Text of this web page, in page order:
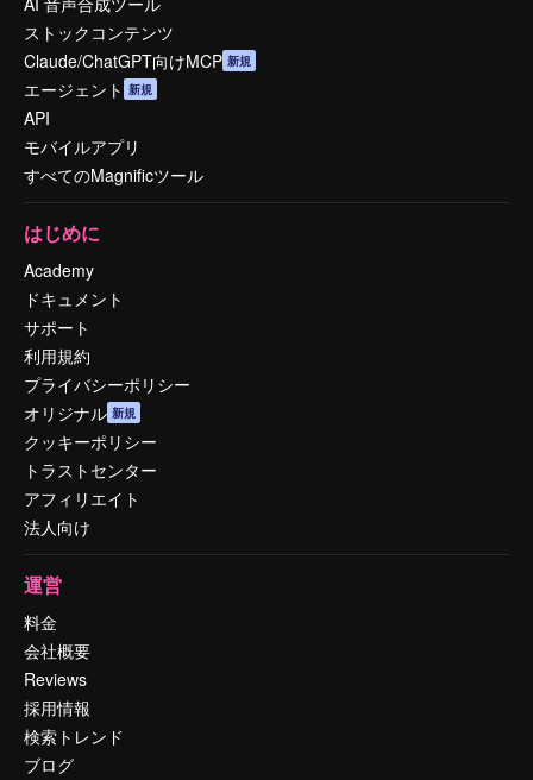
ストックコンテンツ
Claude/ChatGPT向けMCP 新規
エージェント 新規
API
モバイルアプリ
すべてのMagnificツール
はじめに
Academy
ドキュメント
サポート
利用規約
プライバシーポリシー
オリジナル 新規
クッキーポリシー
トラストセンター
アフィリエイト
法人向け
運営
料金
会社概要
Reviews
採用情報
検索トレンド
ブログ